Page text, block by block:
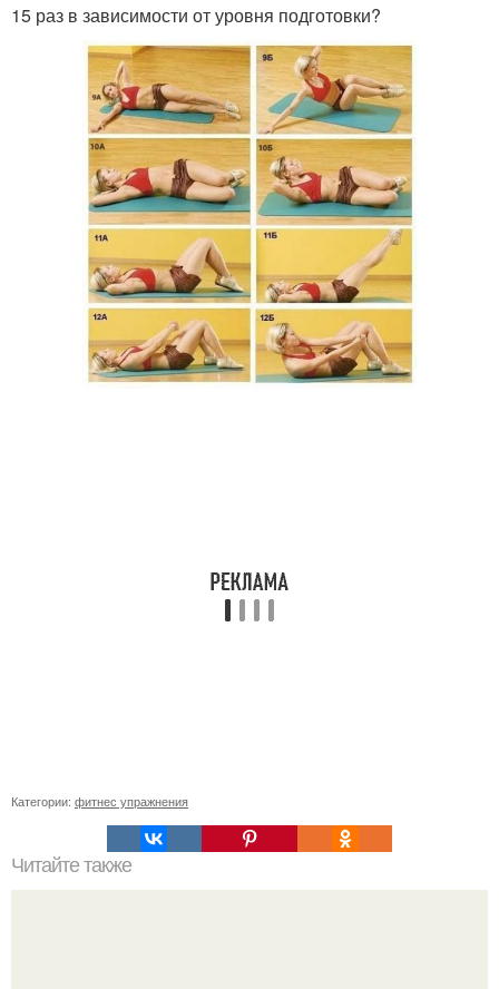
15 раз в зависимости от уровня подготовки?
Категории: фитнес упражнения
Читайте также